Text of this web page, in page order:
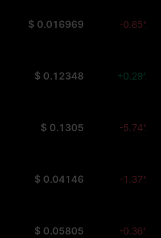
$ 0.016969 -0.85%
$ 0.12348 +0.29%
$ 0.1305 -5.74%
$ 0.04146 -1.37%
$ 0.05805 -0.36%